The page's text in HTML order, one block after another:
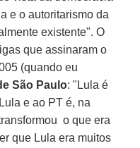
e o autoritarismo da
existente". O
que assinaram o
(quando eu
São Paulo: "Lula é
e ao PT é, na
o que era
que Lula era muitos